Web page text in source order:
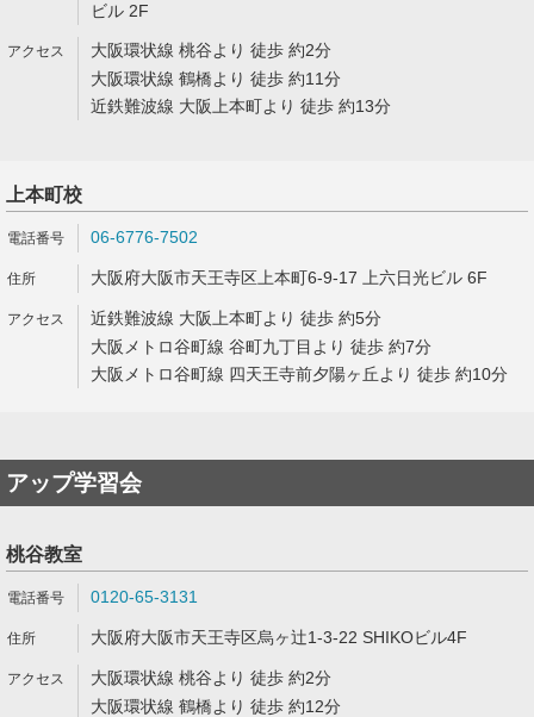
ビル 2F
大阪環状線 桃谷より 徒歩 約2分
大阪環状線 鶴橋より 徒歩 約11分
近鉄難波線 大阪上本町より 徒歩 約13分
上本町校
06-6776-7502
大阪府大阪市天王寺区上本町6-9-17 上六日光ビル 6F
近鉄難波線 大阪上本町より 徒歩 約5分
大阪メトロ谷町線 谷町九丁目より 徒歩 約7分
大阪メトロ谷町線 四天王寺前夕陽ヶ丘より 徒歩 約10分
アップ学習会
桃谷教室
0120-65-3131
大阪府大阪市天王寺区烏ヶ辻1-3-22 SHIKOビル4F
大阪環状線 桃谷より 徒歩 約2分
大阪環状線 鶴橋より 徒歩 約12分